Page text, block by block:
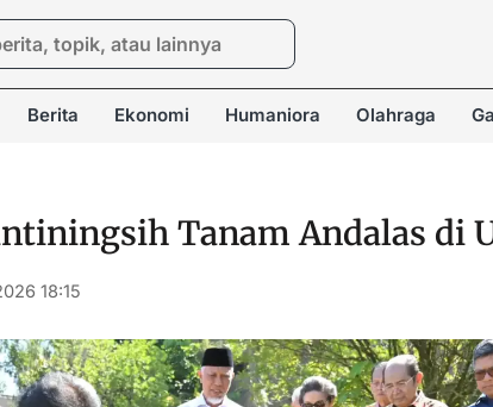
Berita Ekonomi Humaniora Olahraga
Tanam Andalas di
18:15